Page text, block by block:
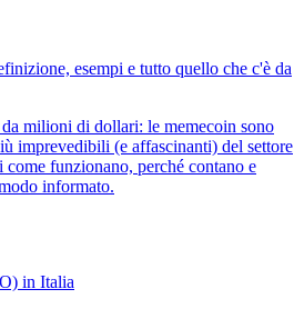
esempi e tutto quello che c'è da
milioni di dollari: le memecoin sono
imprevedibili (e affascinanti) del settore
funzionano, perché contano e
informato.
in Italia